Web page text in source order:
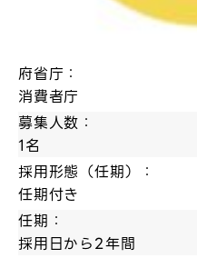
府省庁：
消費者庁
募集人数：
1名
採用形態（任期）：
任期付き
任期：
採用日から2年間